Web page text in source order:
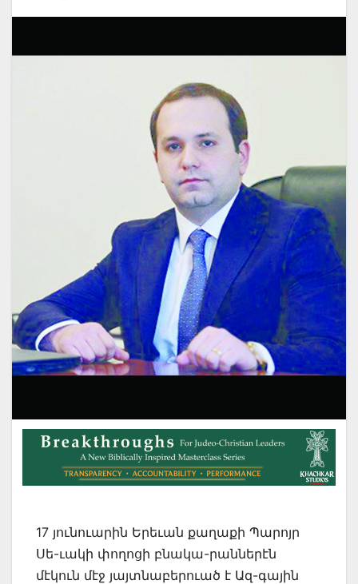
17 յունուարին Երեւան քաղաքի Պարոյր
Սե-ւակի փողոցի բնակա-րաններէն
մէկուն մէջ յայտնաբերուած է Ազ-գային